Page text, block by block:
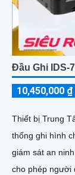
Đầu Ghi IDS-
10,450,000 ₫
Thiết bị Trung
thống ghi hình
giám sát an ninh. Với khả năng ghi hình 16 kênh, thiết bị này
cho phép người